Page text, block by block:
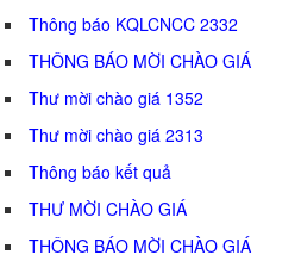
Thông báo KQLCNCC 2332
THÔNG BÁO MỜI CHÀO GIÁ
Thư mời chào giá 1352
Thư mời chào giá 2313
Thông báo kết quả
THƯ MỜI CHÀO GIÁ
THÔNG BÁO MỜI CHÀO GIÁ